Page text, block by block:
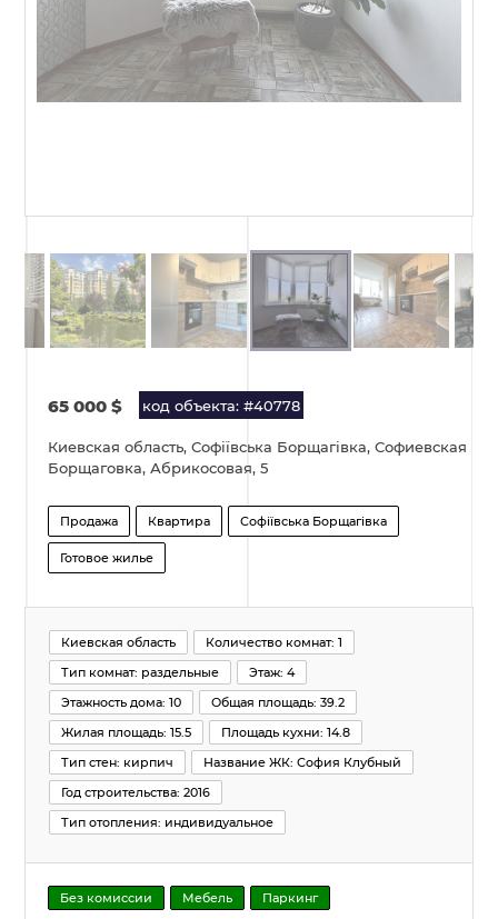
65 000 $ код объекта: #40778
Киевская область, Софіївська Борщагівка, Софиевская
Борщаговка, Абрикосовая, 5
Продажа Квартира Софіївська Борщагівка
Готовое жилье
Киевская область
Количество комнат: 1
Тип комнат: раздельные
Этаж: 4
Этажность дома: 10
Общая площадь: 39.2
Жилая площадь: 15.5
Площадь кухни: 14.8
Тип стен: кирпич
Название ЖК: София Клубный
Год строительства: 2016
Тип отопления: индивидуальное
Без комиссии Мебель Паркинг